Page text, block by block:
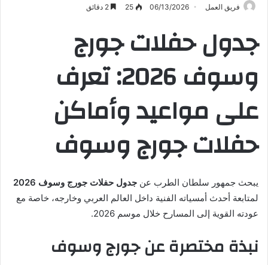
فريق العمل 06/13/2026
25
جدول حفلات جورج
وسوف 2026: تعرف
على مواعيد وأماكن
حفلات جورج وسوف
يبحث جمهور سلطان الطرب عن جدول حفلات جورج وسوف 2026
لمتابعة أحدث أمسياته الفنية داخل العالم العربي وخارجه، خاصة مع
عودته القوية إلى المسارح خلال موسم 2026.
نبذة مختصرة عن جورج وسوف